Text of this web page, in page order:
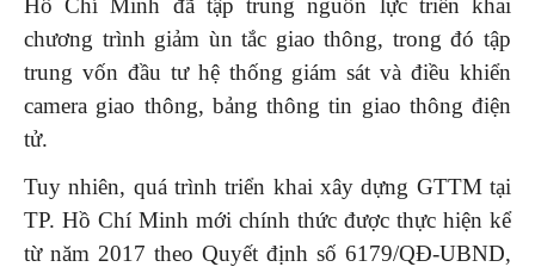
Hồ Chí Minh đã tập trung nguồn lực triển khai
chương trình giảm ùn tắc giao thông, trong đó tập
trung vốn đầu tư hệ thống giám sát và điều khiển
camera giao thông, bảng thông tin giao thông điện
tử.
Tuy nhiên, quá trình triển khai xây dựng GTTM tại
TP. Hồ Chí Minh mới chính thức được thực hiện kể
từ năm 2017 theo Quyết định số 6179/QĐ-UBND,